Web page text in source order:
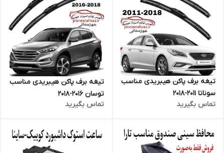
تیغه برف پاکن هیبریدی مناسب
سوناتا 2011-2018
تماس بگیرید
تیغه برف پاکن هیبریدی مناسب
توسان 2016-2018
تماس بگیرید